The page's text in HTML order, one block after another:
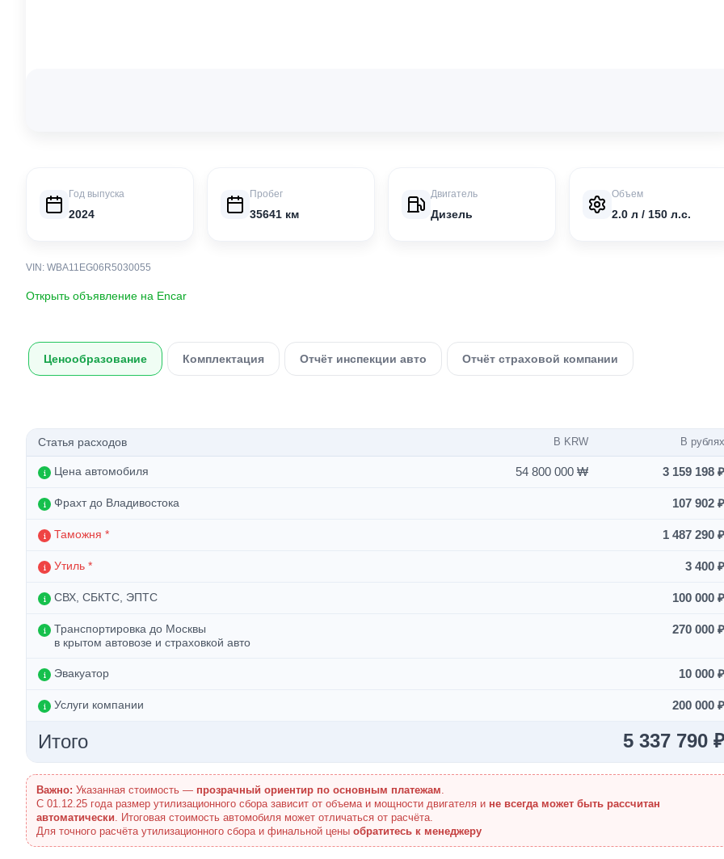
Год выпуска
2024
Пробег
35641 км
Двигатель
Дизель
Объем
2.0 л / 150 л.с.
VIN: WBA11EG06R5030055
Открыть объявление на Encar
Ценообразование Комплектация Отчёт инспекции авто Отчёт страховой компании
Статья расходов В KRW В рублях
Цена автомобиля 54 800 000 ₩ 3 159 198 ₽
Фрахт до Владивостока 107 902 ₽
Таможня * 1 487 290 ₽
Утиль * 3 400 ₽
СВХ, СБКТС, ЭПТС 100 000 ₽
Транспортировка до Москвы
в крытом автовозе и страховкой авто
270 000 ₽
Эвакуатор 10 000 ₽
Услуги компании 200 000 ₽
Итого 5 337 790 ₽
Важно: Указанная стоимость — прозрачный ориентир по основным платежам.
С 01.12.25 года размер утилизационного сбора зависит от объема и мощности двигателя и не всегда может быть рассчитан
автоматически. Итоговая стоимость автомобиля может отличаться от расчёта.
Для точного расчёта утилизационного сбора и финальной цены обратитесь к менеджеру